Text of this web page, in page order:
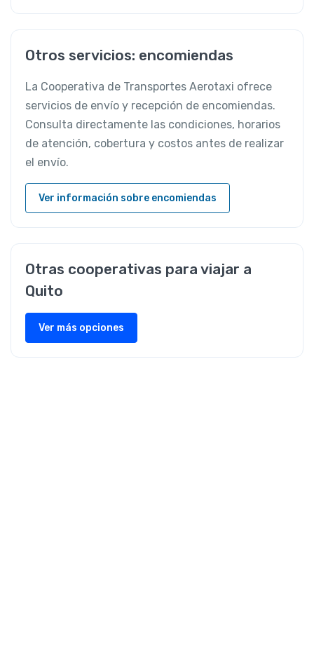
Otros servicios: encomiendas
La Cooperativa de Transportes Aerotaxi ofrece
servicios de envío y recepción de encomiendas.
Consulta directamente las condiciones, horarios
de atención, cobertura y costos antes de realizar
el envío.
Ver información sobre encomiendas
Otras cooperativas para viajar a
Quito
Ver más opciones